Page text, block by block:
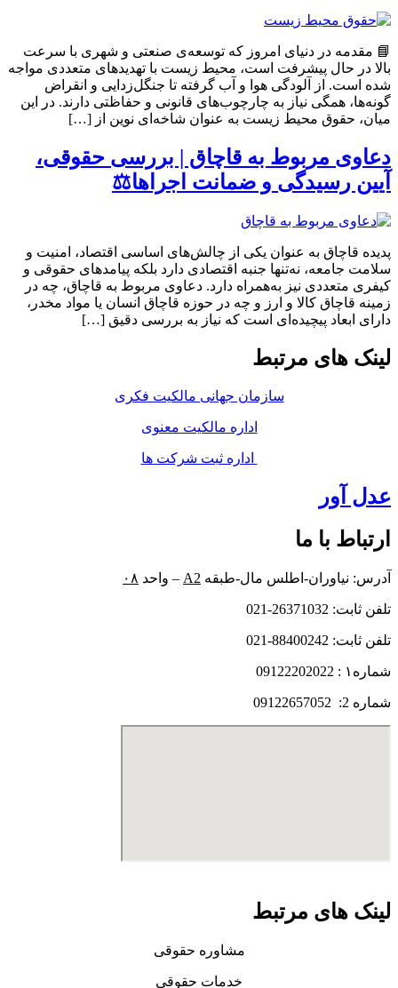
📘 مقدمه در دنیای امروز که توسعه‌ی صنعتی و شهری با سرعت
بالا در حال پیشرفت است، محیط زیست با تهدیدهای متعددی مواجه
شده است. از آلودگی هوا و آب گرفته تا جنگل‌زدایی و انقراض
گونه‌ها، همگی نیاز به چارچوب‌های قانونی و حفاظتی دارند. در این
میان، حقوق محیط زیست به عنوان شاخه‌ای نوین از […]
دعاوی مربوط به قاچاق | بررسی حقوقی،
آیین رسیدگی و ضمانت اجراها⚖️
پدیده قاچاق به عنوان یکی از چالش‌های اساسی اقتصاد، امنیت و
سلامت جامعه، نه‌تنها جنبه اقتصادی دارد بلکه پیامدهای حقوقی و
کیفری متعددی نیز به‌همراه دارد. دعاوی مربوط به قاچاق، چه در
زمینه قاچاق کالا و ارز و چه در حوزه قاچاق انسان یا مواد مخدر،
دارای ابعاد پیچیده‌ای است که نیاز به بررسی دقیق […]
لینک های مرتبط
سازمان جهانی مالکیت فکری
اداره مالکیت معنوی
اداره ثبت شرکت ها
عدل آور
ارتباط با ما
آدرس: نیاوران-اطلس مال-طبقه A2 – واحد ۰۸
تلفن ثابت: 26371032-021
تلفن ثابت: 88400242-021
شماره۱ : 09122202022
شماره 2: 09122657052
لینک های مرتبط
مشاوره حقوقی
خدمات حقوقی